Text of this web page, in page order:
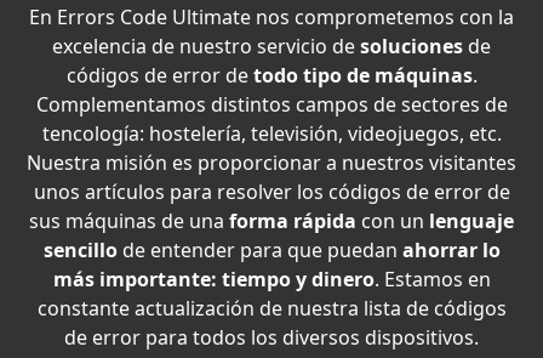
En Errors Code Ultimate nos comprometemos con la
excelencia de nuestro servicio desoluciones de
códigos de error detodo tipo de máquinas.
Complementamos distintos campos de sectores de
tencología: hostelería, televisión, videojuegos, etc.
Nuestra misión es proporcionar a nuestros visitantes
unos artículos para resolver los códigos de error de
sus máquinas de una forma rápida con un lenguaje
sencillode entender para que puedan ahorrar lo
más importante: tiempo y dinero. Estamos en
constante actualización de nuestra lista de códigos
de error para todos los diversos dispositivos.